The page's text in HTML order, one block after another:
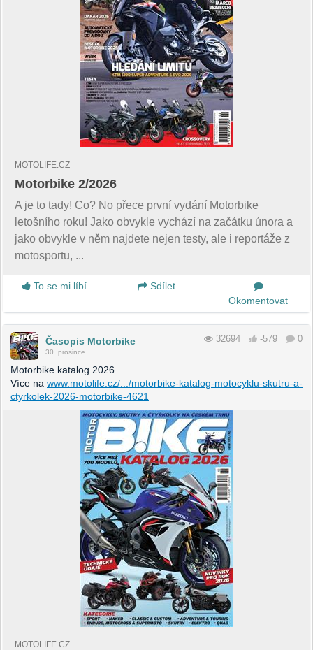
MOTOLIFE.CZ
Motorbike 2/2026
A je to tady! Co? No přece první vydání Motorbike
letošního roku! Jako obvykle vychází na začátku února a
jako obvykle v něm najdete nejen testy, ale i reportáže z
motosportu, ...
To se mi líbí
Sdílet
Okomentovat
Časopis Motorbike
30. prosince
32694 -579 0
Motorbike katalog 2026
Více na www.motolife.cz/.../motorbike-katalog-motocyklu-skutru-a-
ctyrkolek-2026-motorbike-4621
MOTOLIFE.CZ